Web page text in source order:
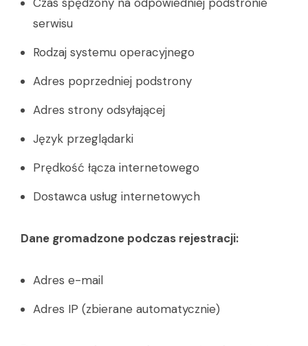
serwisu
Rodzaj systemu operacyjnego
Adres poprzedniej podstrony
Adres strony odsyłającej
Język przeglądarki
Prędkość łącza internetowego
Dostawca usług internetowych
Dane gromadzone podczas rejestracji:
Adres e-mail
Adres IP (zbierane automatycznie)